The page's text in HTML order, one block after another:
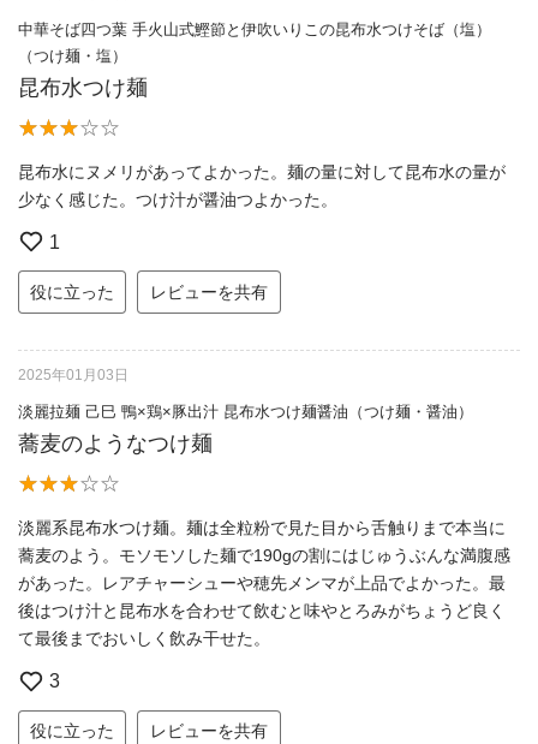
中華そば四つ葉 手火山式鰹節と伊吹いりこの昆布水つけそば（塩）
（つけ麺・塩）
昆布水つけ麺
昆布水にヌメリがあってよかった。麺の量に対して昆布水の量が
少なく感じた。つけ汁が醤油つよかった。
1
役に立った レビューを共有
2025年01月03日
淡麗拉麺 己巳 鴨×鶏×豚出汁 昆布水つけ麺醤油（つけ麺・醤油）
蕎麦のようなつけ麺
淡麗系昆布水つけ麺。麺は全粒粉で見た目から舌触りまで本当に
蕎麦のよう。モソモソした麺で190gの割にはじゅうぶんな満腹感
があった。レアチャーシューや穂先メンマが上品でよかった。最
後はつけ汁と昆布水を合わせて飲むと味やとろみがちょうど良く
て最後までおいしく飲み干せた。
3
役に立った レビューを共有